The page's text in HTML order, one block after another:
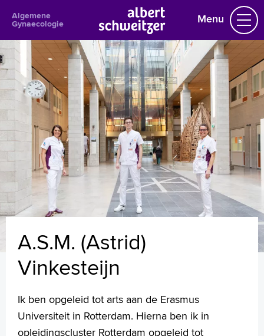
Algemene
Gynaecologie Menu
Algemene Gynaecologie
Praktische informatie
Het behandelteam
M. (Myrthe) Bandell
M.E. (Marieke) den Hartog
G.C.R. (Gretel) van Hoecke
H.G.M. (Marieke) Rijnsaardt-Lukassen
S. (Sandra) Stekelenburg - de Vos
N.B. (Nikkie) Swarte-Houbolt
A.S. (Albert) Tjalsma
L.C.A. (Rianne) Vink-van Os
S. (Sabina) de Weerd
G.M. (Gatske) Nieuwenhuyzen-de Boer
M.Y. (Matthieu) van der Vlist
L. (Laura) Benschop
Eerste consult bij gynaecoloog
A.S.M. (Astrid)
Vinkesteijn
Ik ben opgeleid tot arts aan de Erasmus
Universiteit in Rotterdam. Hierna ben ik in
opleidingscluster Rotterdam opgeleid tot